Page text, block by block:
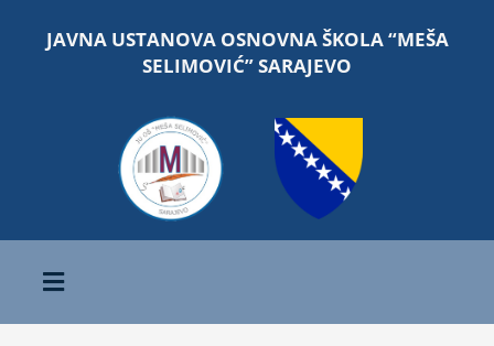
JAVNA USTANOVA OSNOVNA ŠKOLA “MEŠA
SELIMOVIĆ” SARAJEVO
Toggle
Navigation